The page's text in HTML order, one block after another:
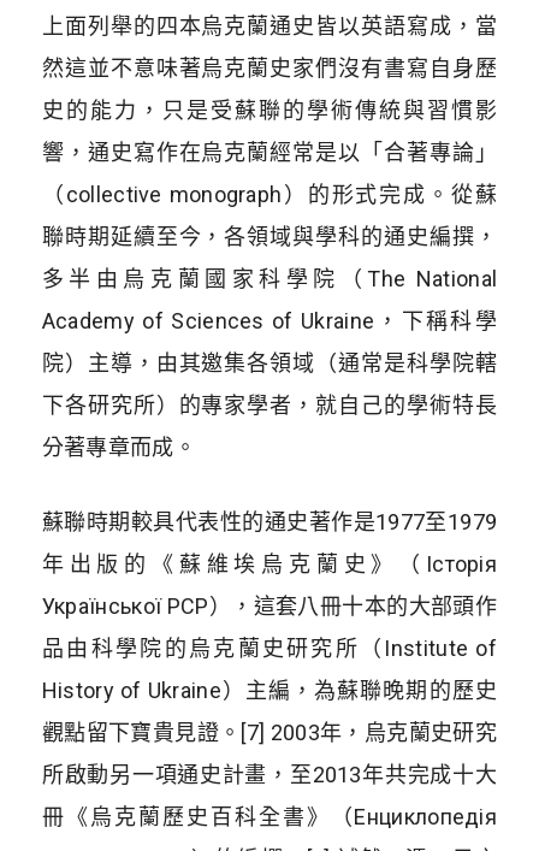
上面列舉的四本烏克蘭通史皆以英語寫成，當
然這並不意味著烏克蘭史家們沒有書寫自身歷
史的能力，只是受蘇聯的學術傳統與習慣影
響，通史寫作在烏克蘭經常是以「合著專論」
（collective monograph）的形式完成。從蘇
聯時期延續至今，各領域與學科的通史編撰，
多半由烏克蘭國家科學院（The National
Academy of Sciences of Ukraine，下稱科學
院）主導，由其邀集各領域（通常是科學院轄
下各研究所）的專家學者，就自己的學術特長
分著專章而成。
蘇聯時期較具代表性的通史著作是1977至1979
年出版的《蘇維埃烏克蘭史》（Історія
Української РСР），這套八冊十本的大部頭作
品由科學院的烏克蘭史研究所（Institute of
History of Ukraine）主編，為蘇聯晚期的歷史
觀點留下寶貴見證。[7] 2003年，烏克蘭史研究
所啟動另一項通史計畫，至2013年共完成十大
冊《烏克蘭歷史百科全書》（Енциклопедія